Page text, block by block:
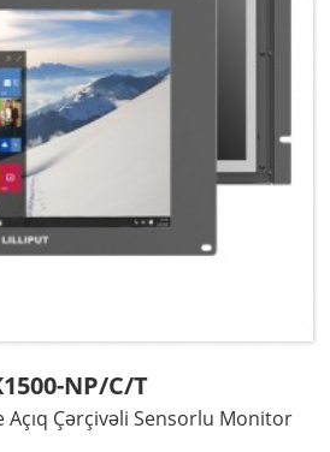
NP/C/T
Açıq Çərçivəli Sensorlu Monitor